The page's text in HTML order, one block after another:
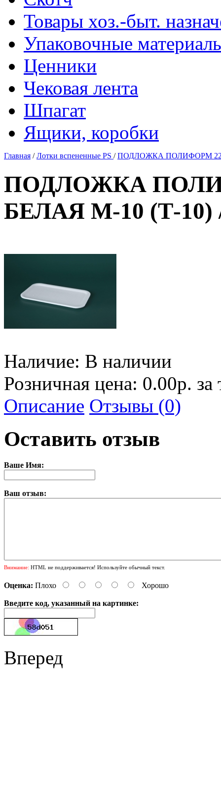
Товары хоз.-быт.
Упаковочные
Ценники
Чековая лента
Шпагат
Ящики, коробки
Главная /Лотки вспененные PS /ПОДЛОЖКА ПОЛИФОРМ
ПОДЛОЖКА
БЕЛАЯ М-10 (Т-10)
Наличие: В наличии
Розничная цена: 0.00р.
Описание Отзывы (0)
Оставить отзыв
Ваше Имя:
Ваш отзыв:
Внимание: HTML не поддерживается! Используйте обычный текст.
Оценка: Плохо Хорошо
Введите код, указанный на картинке:
Вперед